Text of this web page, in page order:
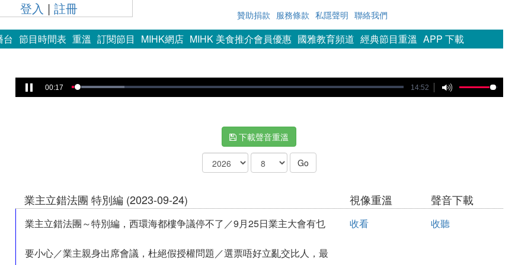
登入 |註冊 贊助捐款 服務條款 私隱聲明 聯絡我們
台 節目時間表 重溫 訂閱節目 MIHK網店 MIHK 美食推介會員優惠 國雅教育頻道 經典節目重溫 APP 下載
00:18 14:52
下載聲音重溫
業主立錯法團 特別編 (2023-09-24) 視像重溫 聲音下載
業主立錯法團～特別編，西環海都樓争議停不了／9月25日業主大會有乜
要小心／業主親身出席會議，杜絕假授權問題／選票唔好立亂交比人，最
收看 收聽